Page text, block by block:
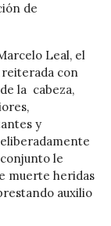
de
Leal, el
reiterada con
la cabeza,
y
le
muerte heridas
auxilio